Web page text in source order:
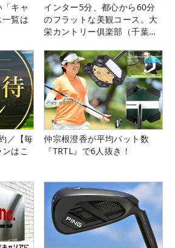
キャ
覧は
インター5分、都心から60分
のフラットな美観コース。大
栄カントリー俱楽部（千葉
／【毎
はこ
仲宗根澄香が平均パット数
『TRTL』で6人抜き！